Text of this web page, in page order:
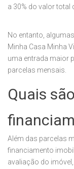
a 30% do valor total
No entanto,
Minha Casa Minha
uma entrada maior
parcelas mensais.
Quais
Além das parcelas
financiamento
avaliação do